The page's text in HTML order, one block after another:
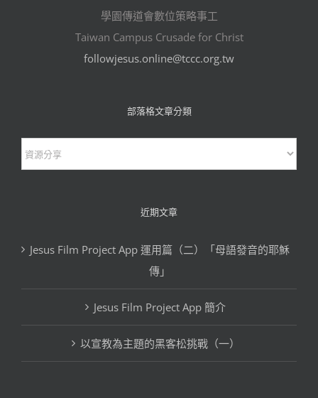
學園傳道會數位策略事工
Taiwan Campus Crusade for Christ
followjesus.online@tccc.org.tw
部落格文章分類
部
落
分
近期文章
Jesus Film Project App 運用篇（二）「母語發音的耶穌
傳」
Jesus Film Project App 簡介
以宣教為主題的黑客松挑戰（一）